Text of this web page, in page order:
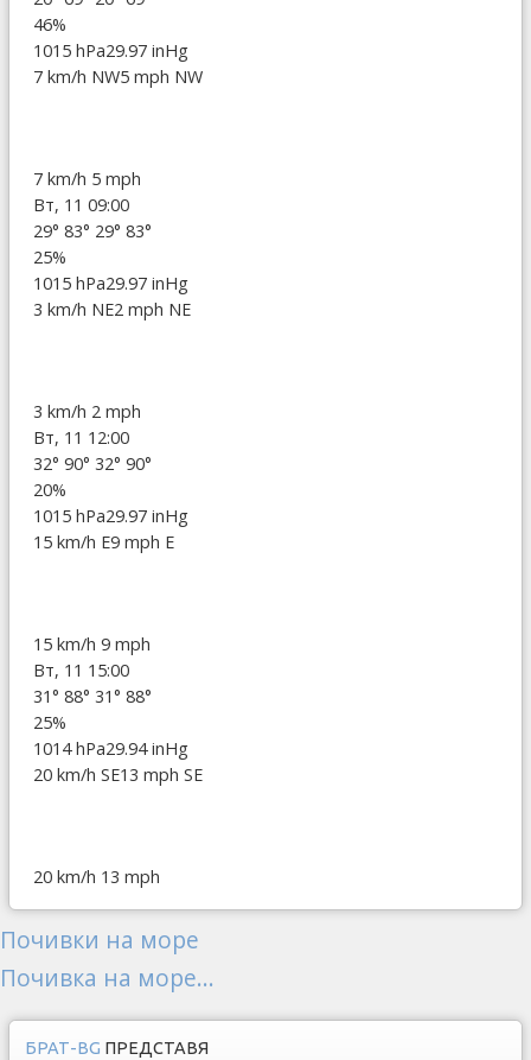
46%
1015 hPa29.97 inHg
7 km/h NW5 mph NW
7 km/h 5 mph
Вт, 11 09:00
29° 83° 29° 83°
25%
1015 hPa29.97 inHg
3 km/h NE2 mph NE
3 km/h 2 mph
Вт, 11 12:00
32° 90° 32° 90°
20%
1015 hPa29.97 inHg
15 km/h E9 mph E
15 km/h 9 mph
Вт, 11 15:00
31° 88° 31° 88°
25%
1014 hPa29.94 inHg
20 km/h SE13 mph SE
20 km/h 13 mph
Почивки на море
Почивка на море...
БРАТ-BG ПРЕДСТАВЯ